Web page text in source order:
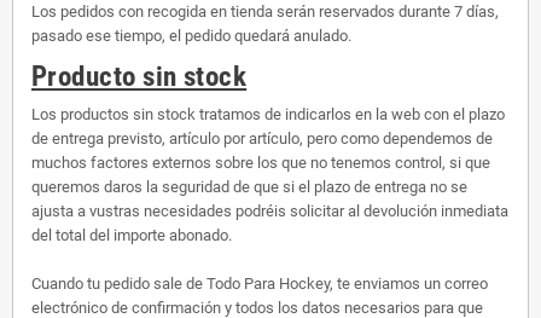
Los pedidos con recogida en tienda serán reservados durante 7 días,
pasado ese tiempo, el pedido quedará anulado.
Producto sin stock
Los productos sin stock tratamos de indicarlos en la web con el plazo
de entrega previsto, artículo por artículo, pero como dependemos de
muchos factores externos sobre los que no tenemos control, si que
queremos daros la seguridad de que si el plazo de entrega no se
ajusta a vustras necesidades podréis solicitar al devolución inmediata
del total del importe abonado.
Cuando tu pedido sale de Todo Para Hockey, te enviamos un correo
electrónico de confirmación y todos los datos necesarios para que